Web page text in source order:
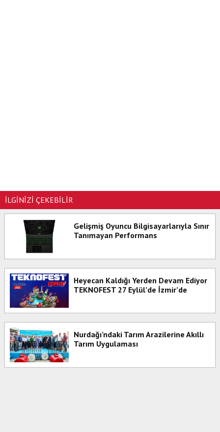
İLGİNİZİ ÇEKEBİLİR
Gelişmiş Oyuncu Bilgisayarlarıyla Sınır
Tanımayan Performans
Heyecan Kaldığı Yerden Devam Ediyor
TEKNOFEST 27 Eylül’de İzmir’de
Nurdağı’ndaki Tarım Arazilerine Akıllı
Tarım Uygulaması